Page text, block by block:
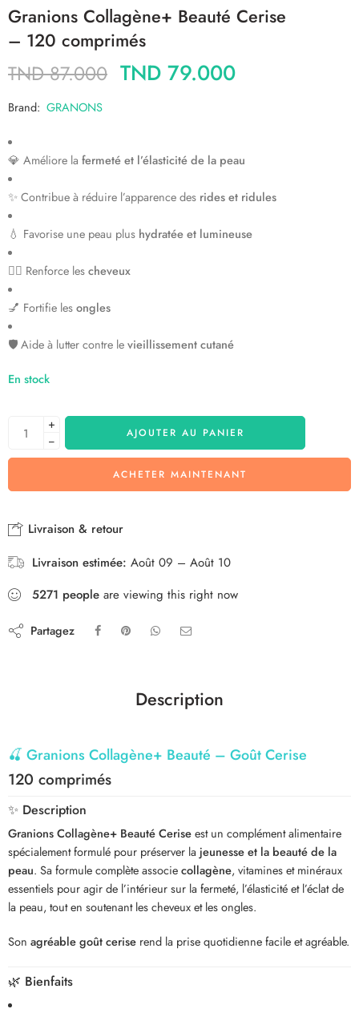
Granions Collagène+ Beauté Cerise
– 120 comprimés
TND87.000 TND 79.000
Brand: GRANONS
💎 Améliore la fermeté et l’élasticité de la peau
✨ Contribue à réduire l’apparence des rides et ridules
💧 Favorise une peau plus hydratée et lumineuse
💇‍♀️ Renforce lescheveux
💅 Fortifie lesongles
🛡️ Aide à lutter contre levieillissement cutané
En stock
+
−
AJOUTER AU PANIER
ACHETER MAINTENANT
Livraison & retour
Livraison estimée: Août 09 – Août 10
5271 people are viewing this right now
Partagez
Description
🍒 Granions Collagène+ Beauté – Goût Cerise
120 comprimés
✨ Description
Granions Collagène+ Beauté Ceriseest un complément alimentaire
spécialement formulé pour préserver la jeunesse et la beauté de la
peau. Sa formule complète associecollagène, vitamines et minéraux
essentiels pour agir de l’intérieur sur la fermeté, l’élasticité et l’éclat de
la peau, tout en soutenant les cheveux et les ongles.
Son agréable goût cerise rend la prise quotidienne facile et agréable.
🌿 Bienfaits